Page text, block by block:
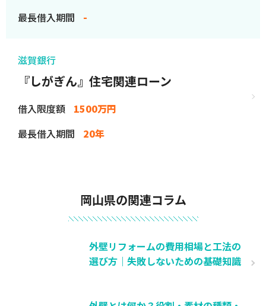
最長借入期間
-
滋賀銀行
『しがぎん』住宅関連ローン
借入限度額
1500万円
最長借入期間
20年
岡山県の関連コラム
外壁リフォームの費用相場と工法の
選び方｜失敗しないための基礎知識